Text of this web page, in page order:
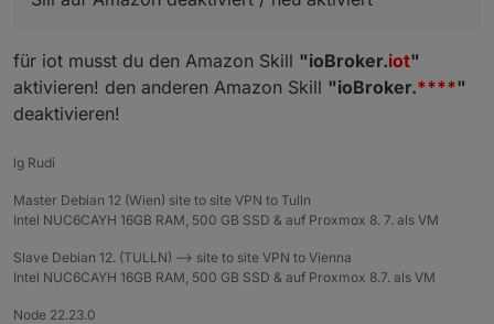
will nicht.
LG Klaus
für iot musst du den Amazon Skill "ioBroker.iot"
aktivieren! den anderen Amazon Skill "ioBroker.****"
deaktivieren!
lg Rudi
Master Debian 12 (Wien) site to site VPN to Tulln
Intel NUC6CAYH 16GB RAM, 500 GB SSD & auf Proxmox 8. 7. als VM
Slave Debian 12. (TULLN) --> site to site VPN to Vienna
Intel NUC6CAYH 16GB RAM, 500 GB SSD & auf Proxmox 8.7. als VM
Node 22.23.0